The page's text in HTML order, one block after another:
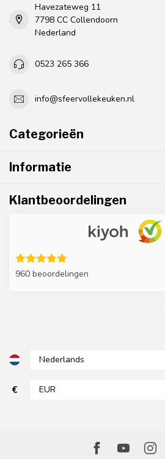
Havezateweg 11
7798 CC Collendoorn
Nederland
0523 265 366
info@sfeervollekeuken.nl
Categorieën
Informatie
Klantbeoordelingen
960 beoordelingen
€